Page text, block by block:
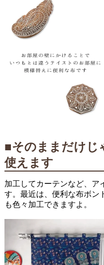
■そのままだけじ
使えます
加工してカーテンなど、ア
す。最近は、便利な布ボン
も色々加工できますよ。